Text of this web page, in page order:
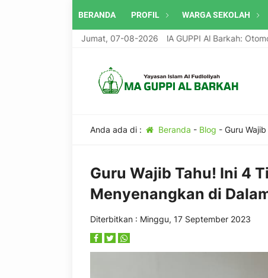
BERANDA PROFIL WARGA SEKOLAH
Jumat, 07-08-2026
Program Unggulan MA GUPPI Al Barkah:
Anda ada di : Beranda - Blog - Guru
Guru Wajib Tahu! Ini 4
Menyenangkan di
Diterbitkan : Minggu, 17 September 2023